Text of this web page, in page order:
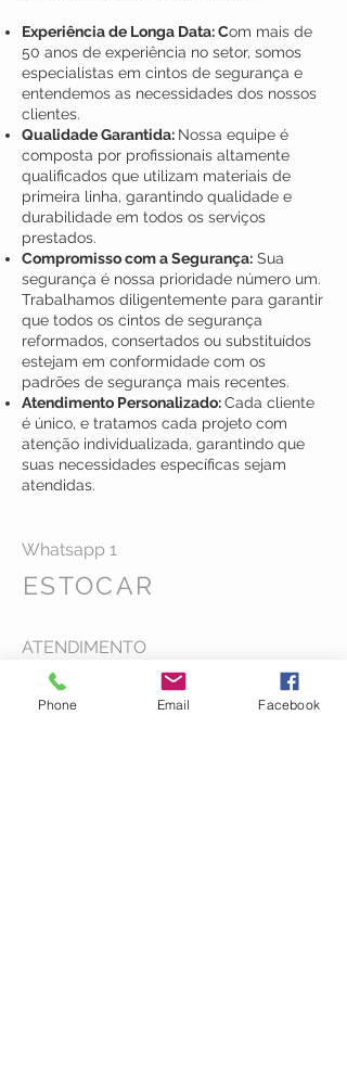
Experiência de Longa Data: Com mais de
50 anos de experiência no setor, somos
especialistas em cintos de segurança e
entendemos as necessidades dos nossos
clientes.
Qualidade Garantida: Nossa equipe é
composta por profissionais altamente
qualificados que utilizam materiais de
primeira linha, garantindo qualidade e
durabilidade em todos os serviços
prestados.
Compromisso com a Segurança: Sua
segurança é nossa prioridade número um.
Trabalhamos diligentemente para garantir
que todos os cintos de segurança
reformados, consertados ou substituídos
estejam em conformidade com os
padrões de segurança mais recentes.
Atendimento Personalizado:Cada cliente
é único, e tratamos cada projeto com
atenção individualizada, garantindo que
suas necessidades específicas sejam
atendidas.
Whatsapp 1
ESTOCAR
ATENDIMENTO
Segunda a Sexta > 8.00 - 18.00
Phone Email Facebook